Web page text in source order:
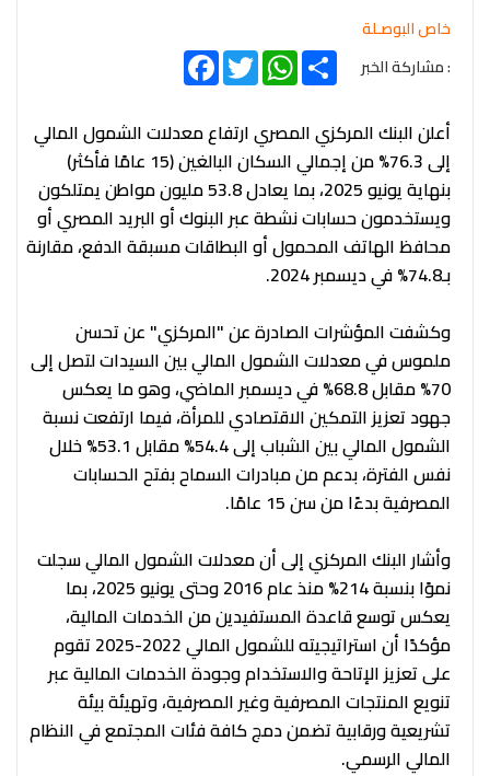
خاص البوصـلة
: مشاركة الخبر
FacebookTwitter
WhatsAppShare
أعلن البنك المركزي المصري ارتفاع معدلات الشمول المالي
إلى 76.3% من إجمالي السكان البالغين (15 عامًا فأكثر)
بنهاية يونيو 2025، بما يعادل 53.8 مليون مواطن يمتلكون
ويستخدمون حسابات نشطة عبر البنوك أو البريد المصري أو
محافظ الهاتف المحمول أو البطاقات مسبقة الدفع، مقارنة
بـ74.8% في ديسمبر 2024.
وكشفت المؤشرات الصادرة عن "المركزي" عن تحسن
ملموس في معدلات الشمول المالي بين السيدات لتصل إلى
70% مقابل 68.8% في ديسمبر الماضي، وهو ما يعكس
جهود تعزيز التمكين الاقتصادي للمرأة، فيما ارتفعت نسبة
الشمول المالي بين الشباب إلى 54.4% مقابل 53.1% خلال
نفس الفترة، بدعم من مبادرات السماح بفتح الحسابات
المصرفية بدءًا من سن 15 عامًا.
وأشار البنك المركزي إلى أن معدلات الشمول المالي سجلت
نموًا بنسبة 214% منذ عام 2016 وحتى يونيو 2025، بما
يعكس توسع قاعدة المستفيدين من الخدمات المالية،
مؤكدًا أن استراتيجيته للشمول المالي 2022-2025 تقوم
على تعزيز الإتاحة والاستخدام وجودة الخدمات المالية عبر
تنويع المنتجات المصرفية وغير المصرفية، وتهيئة بيئة
تشريعية ورقابية تضمن دمج كافة فئات المجتمع في النظام
المالي الرسمي.